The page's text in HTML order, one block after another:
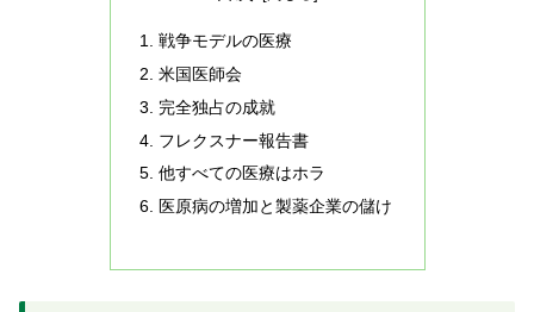
戦争モデルの医療
米国医師会
完全独占の成就
フレクスナー報告書
他すべての医療はホラ
医原病の増加と製薬企業の儲け